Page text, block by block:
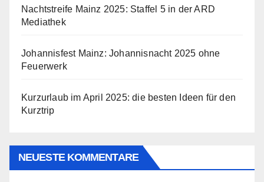
Nachtstreife Mainz 2025: Staffel 5 in der ARD
Mediathek
Johannisfest Mainz: Johannisnacht 2025 ohne
Feuerwerk
Kurzurlaub im April 2025: die besten Ideen für den
Kurztrip
NEUESTE KOMMENTARE